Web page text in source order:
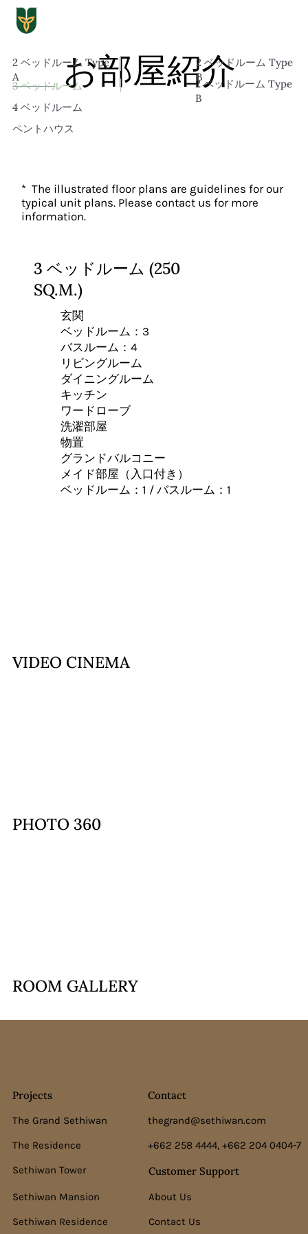
お部屋紹介2 ベッドルーム Type
B
2 ベッドルーム Type
A
3 ベッドルーム
4 ベッドルーム
ペントハウス
2 ベッドルーム Type
B
3 ベッドルーム (250
SQ.M.)
玄関
ベッドルーム：3
バスルーム：4
リビングルーム
ダイニングルーム
キッチン
ワードローブ
洗濯部屋
物置
グランドバルコニー
メイド部屋（入口付き）
ベッドルーム：1 / バスルーム：1
* The illustrated floor plans are guidelines for our
typical unit plans. Please contact us for more
information.
VIDEO CINEMA
ROOM GALLERY
PHOTO 360
Customer Support
About Us
Contact Us
thegrand@sethiwan.com
+662 258 4444, +662 204 0404-7
Sethiwan Mansion
Sethiwan Residence
The Grand Sethiwan
The Residence
Sethiwan Tower
Contact
Projects